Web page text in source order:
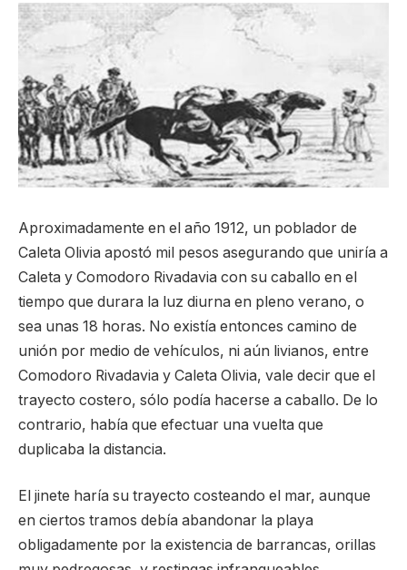
Aproximadamente en el año 1912, un poblador de
Caleta Olivia apostó mil pesos asegurando que uniría a
Caleta y Comodoro Rivadavia con su caballo en el
tiempo que durara la luz diurna en pleno verano, o
sea unas 18 horas. No existía entonces camino de
unión por medio de vehículos, ni aún livianos, entre
Comodoro Rivadavia y Caleta Olivia, vale decir que el
trayecto costero, sólo podía hacerse a caballo. De lo
contrario, había que efectuar una vuelta que
duplicaba la distancia.
El jinete haría su trayecto costeando el mar, aunque
en ciertos tramos debía abandonar la playa
obligadamente por la existencia de barrancas, orillas